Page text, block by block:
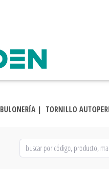
BULONERÍA | TORNILLO